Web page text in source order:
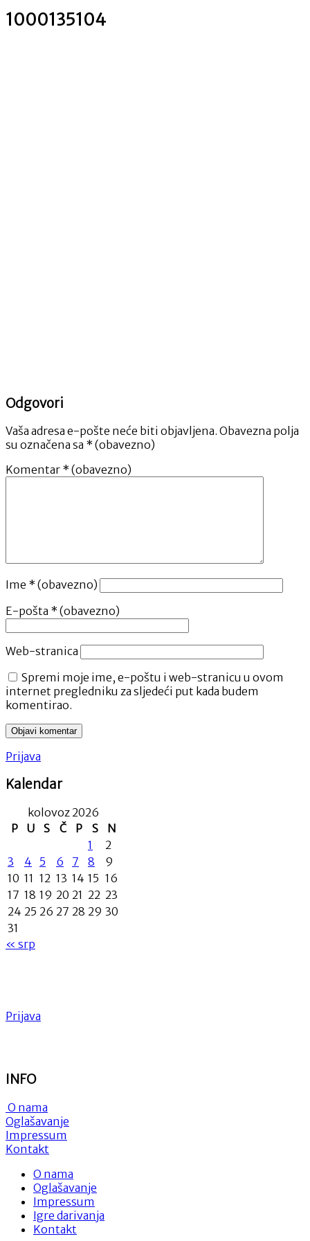
1000135104
Odgovori
Vaša adresa e-pošte neće biti objavljena. Obavezna polja
su označena sa * (obavezno)
Komentar * (obavezno)
Ime * (obavezno)
E-pošta * (obavezno)
Web-stranica
Spremi moje ime, e-poštu i web-stranicu u ovom
internet pregledniku za sljedeći put kada budem
komentirao.
Prijava
Kalendar
kolovoz 2026
P
U S Č P S
N
1
2
3
4 5 6 7 8
9
10 11 12 13 14 15 16
17 18 19 20 21 22 23
24 25 26 27 28 29 30
31
« srp
Prijava
INFO
O nama
Oglašavanje
Impressum
Kontakt
O nama
Oglašavanje
Impressum
Igre darivanja
Kontakt